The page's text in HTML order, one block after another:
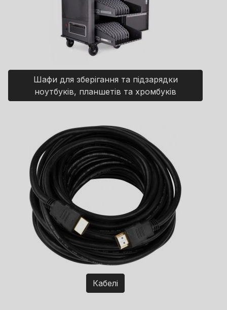
Шафи для зберігання та підзарядки
ноутбуків, планшетів та хромбуків
Кабелі